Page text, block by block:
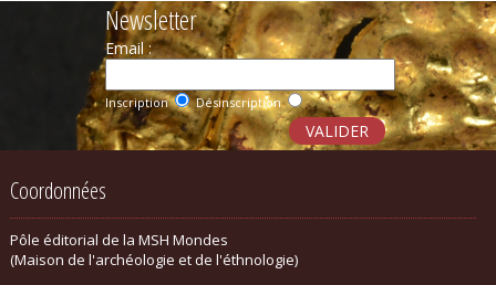
Newsletter
Email :
Inscription Désinscription
Coordonnées
Pôle éditorial de la MSH Mondes
(Maison de l'archéologie et de l'éthnologie)